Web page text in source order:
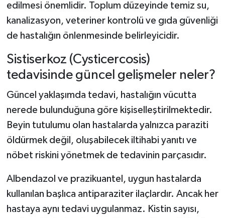
edilmesi önemlidir. Toplum düzeyinde temiz su,
kanalizasyon, veteriner kontrolü ve gıda güvenliği
de hastalığın önlenmesinde belirleyicidir.
Sistiserkoz (Cysticercosis)
tedavisinde güncel gelişmeler neler?
Güncel yaklaşımda tedavi, hastalığın vücutta
nerede bulunduğuna göre kişiselleştirilmektedir.
Beyin tutulumu olan hastalarda yalnızca paraziti
öldürmek değil, oluşabilecek iltihabi yanıtı ve
nöbet riskini yönetmek de tedavinin parçasıdır.
Albendazol ve prazikuantel, uygun hastalarda
kullanılan başlıca antiparaziter ilaçlardır. Ancak her
hastaya aynı tedavi uygulanmaz. Kistin sayısı,